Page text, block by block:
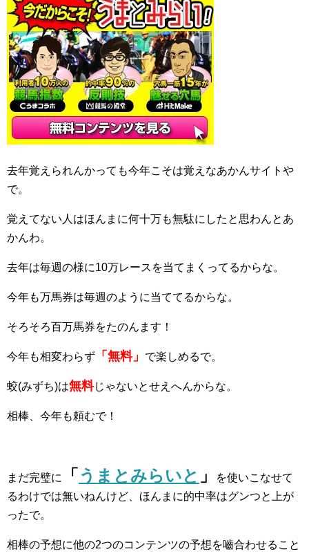
去年覚えられんかっても今年こそは覚えなあかんサイトや
で。
覚えてない人はほんまに何十万も無駄にしたと思わんとあ
かんわ。
去年は毎週の様に10万レースを当てまくってるからな。
今年も万馬券は毎週のように当ててるからな。
そろそろ百万馬券をたのんます！
今年も相変わらず 「無料」 で楽しめるで。
蛟(みずち)は無料じゃないとせえへんからな。
相棒、今年も頼むで！
まだ完璧に 「うまとみらいと 」
を使いこなせて
るわけでは無いねんけど、ほんまに的中率はグンつと上が
ったで。
相棒の予想に他の2つのコンテンツの予想を嚙合わせること